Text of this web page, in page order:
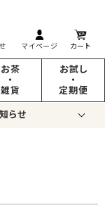
マイページ カート
お茶
・
雑貨
お試し
・
定期便
らせ